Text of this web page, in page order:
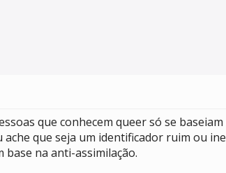
que conhecem queer só se
que seja um identificador ruim ou
na anti-assimilação.